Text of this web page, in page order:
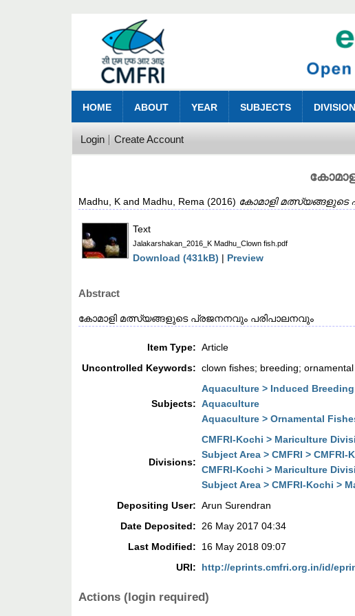
HOME ABOUT YEAR SUBJECTS
Login Create Account
Madhu, K and Madhu, Rema (2016) കോമാളി മത്സ്യങ്ങളുടെ
Text
Jalakarshakan_2016_K Madhu_Clown fish.pdf
Download (431kB) | Preview
Abstract
കോമാളി മത്സ്യങ്ങളുടെ പ്രജനനവും പരിപാലനവും
Item Type: Article
Uncontrolled Keywords: clown fishes; breeding; ornamental
Subjects:
Aquaculture > Induced Breeding
Aquaculture
Aquaculture > Ornamental
Divisions:
CMFRI-Kochi > Mariculture
Subject Area > CMFRI >
CMFRI-Kochi > Mariculture
Subject Area > CMFRI-Kochi >
Depositing User: Arun Surendran
Date Deposited:
26 May 2017 04:34
Last Modified:
16 May 2018 09:07
URI:
http://eprints.cmfri.org.in/id/
Actions (login required)